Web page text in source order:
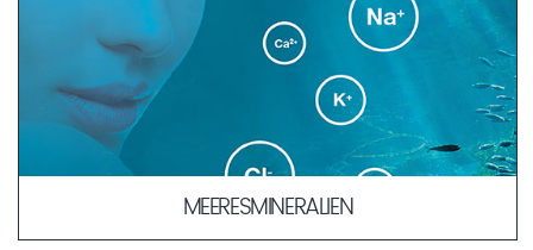
MEERESMINERALIEN